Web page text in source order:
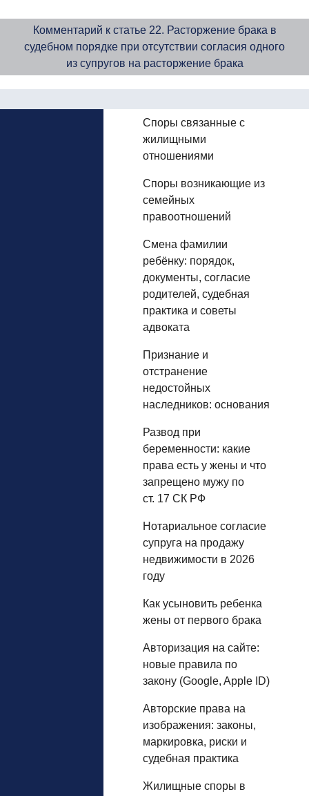
Комментарий к статье 22. Расторжение брака в
судебном порядке при отсутствии согласия одного
из супругов на расторжение брака
Споры связанные с
жилищными
отношениями
Споры возникающие из
семейных
правоотношений
Смена фамилии
ребёнку: порядок,
документы, согласие
родителей, судебная
практика и советы
адвоката
Признание и
отстранение
недостойных
наследников: основания
Развод при
беременности: какие
права есть у жены и что
запрещено мужу по
ст. 17 СК РФ
Нотариальное согласие
супруга на продажу
недвижимости в 2026
году
Как усыновить ребенка
жены от первого брака
Авторизация на сайте:
новые правила по
закону (Google, Apple ID)
Авторские права на
изображения: законы,
маркировка, риски и
судебная практика
Жилищные споры в